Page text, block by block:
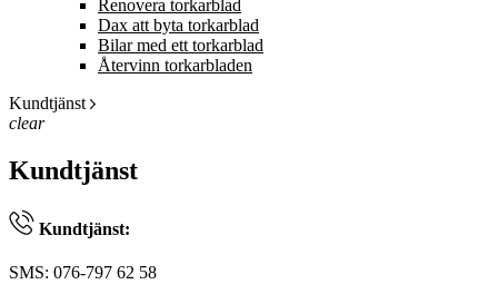
Renovera torkarblad
Dax att byta torkarblad
Bilar med ett torkarblad
Återvinn torkarbladen
Kundtjänst
clear
Kundtjänst
Kundtjänst:
SMS: 076-797 62 58